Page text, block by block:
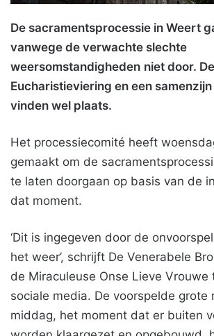
De sacramentsprocessie in Weert
vanwege de verwachte slechte
weersomstandigheden niet door. De
Eucharistieviering en een
vinden wel plaats.
Het processiecomité heeft
gemaakt om de
te laten doorgaan op basis van de
dat moment.
‘Dit is ingegeven door de
het weer’, schrijft De Venerabele
de Miraculeuse Onse Lieve Vrouwe
sociale media. De voorspelde grote
middag, het moment dat er buiten